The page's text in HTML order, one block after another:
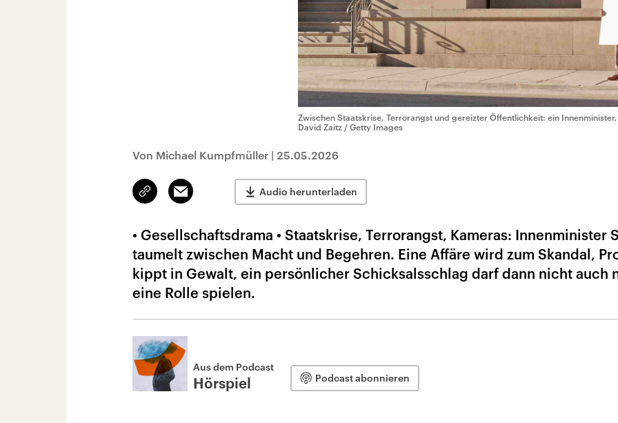
Zwischen Staatskrise, Terrorangst und gereizter Öffentlichkeit: ein
David Zaitz / Getty Images
Von Michael Kumpfmüller | 25.05.2026
Link
kopieren/teilen
Email Audio herunterladen
• Gesellschaftsdrama • Staatskrise, Terrorangst, Kameras: Innenminister
taumelt zwischen Macht und Begehren. Eine Affäre wird zum Skandal,
kippt in Gewalt, ein persönlicher Schicksalsschlag darf dann nicht auch
eine Rolle spielen.
Aus dem Podcast
Hörspiel Podcast abonnieren